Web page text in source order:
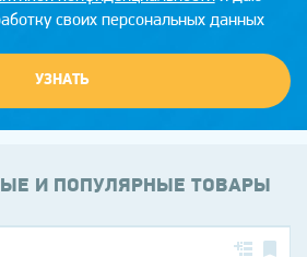
своих персональных данных
УЗНАТЬ
И ПОПУЛЯРНЫЕ ТОВАРЫ